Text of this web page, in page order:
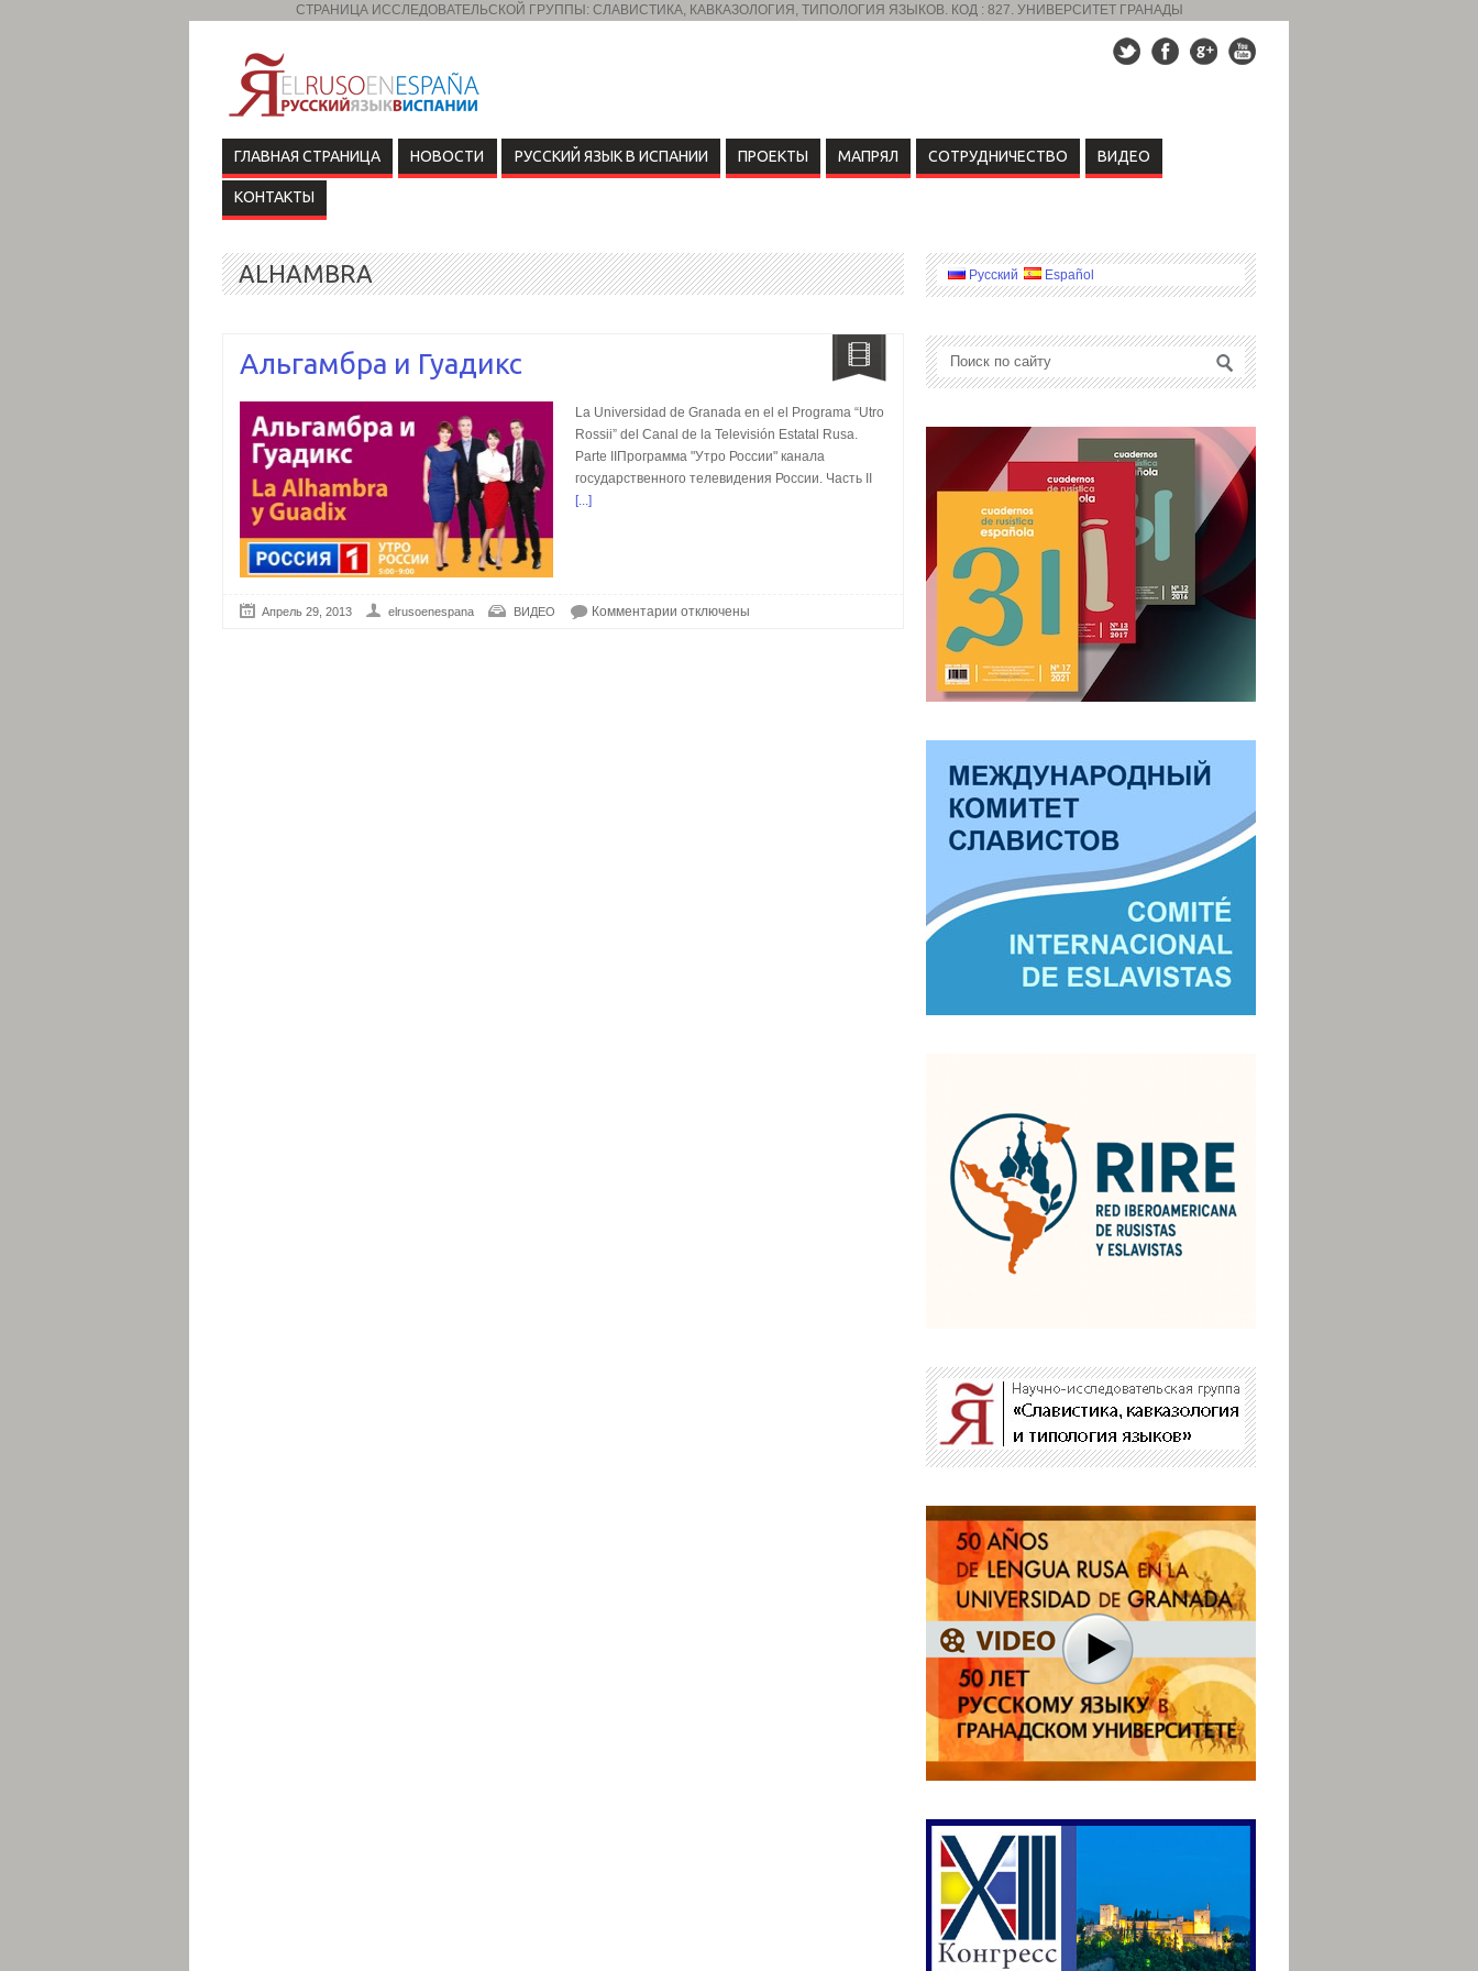
СТРАНИЦА ИССЛЕДОВАТЕЛЬСКОЙ ГРУППЫ: СЛАВИСТИКА, КАВКАЗОЛОГИЯ, ТИПОЛОГИЯ ЯЗЫКОВ. КОД : 827. УНИВЕРСИТЕТ ГРАНАДЫ
ГЛАВНАЯ СТРАНИЦА НОВОСТИ РУССКИЙ ЯЗЫК В ИСПАНИИ ПРОЕКТЫ МАПРЯЛ СОТРУДНИЧЕСТВО ВИДЕО
КОНТАКТЫ
ALHAMBRA
Альгамбра и Гуадикс
La Universidad de Granada en el el Programa “Utro
Rossii” del Canal de la Televisión Estatal Rusa.
Parte IIПрограмма "Утро России" канала
государственного телевидения России. Часть II
[...]
Апрель 29, 2013 elrusoenespana ВИДЕО Комментарии отключены
Русский Español